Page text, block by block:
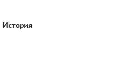
История